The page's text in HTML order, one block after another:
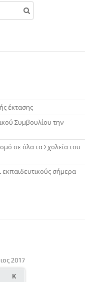
έκτασης
Συμβουλίου την
σε όλα τα Σχολεία του
εκπαιδευτικούς σήμερα
2017
Κ